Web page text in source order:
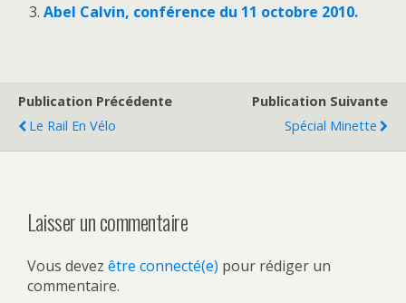
Abel Calvin, conférence du 11 octobre 2010.
Publication Précédente
Le Rail En Vélo
Publication Suivante
Spécial Minette
Laisser un commentaire
Vous devez être connecté(e) pour rédiger un
commentaire.